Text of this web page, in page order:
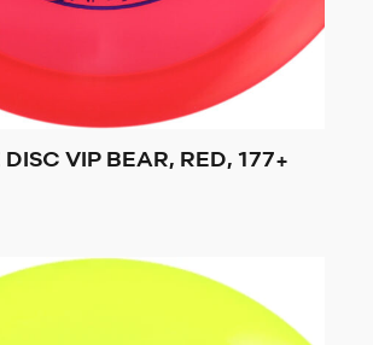
DISC VIP BEAR, RED, 177+